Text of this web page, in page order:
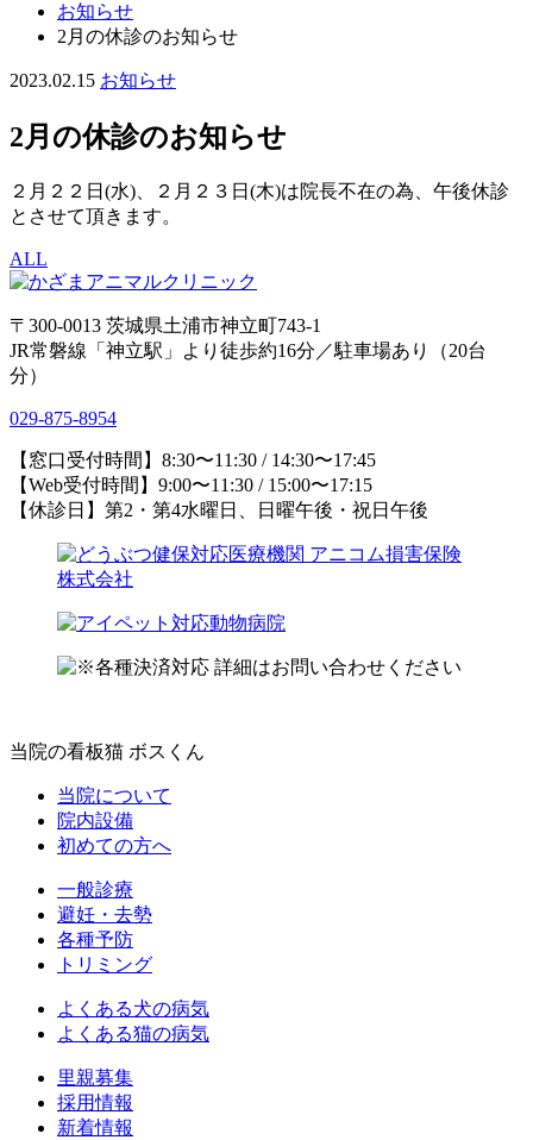
お知らせ
2月の休診のお知らせ
2023.02.15 お知らせ
2月の休診のお知らせ
２月２２日(水)、２月２３日(木)は院長不在の為、午後休診
とさせて頂きます。
ALL
〒300-0013 茨城県土浦市神立町743-1
JR常磐線「神立駅」より徒歩約16分／駐車場あり（20台
分）
029-875-8954
【窓口受付時間】8:30〜11:30 / 14:30〜17:45
【Web受付時間】9:00〜11:30 / 15:00〜17:15
【休診日】第2・第4水曜日、日曜午後・祝日午後
当院の看板猫 ボスくん
当院について
院内設備
初めての方へ
一般診療
避妊・去勢
各種予防
トリミング
よくある犬の病気
よくある猫の病気
里親募集
採用情報
新着情報